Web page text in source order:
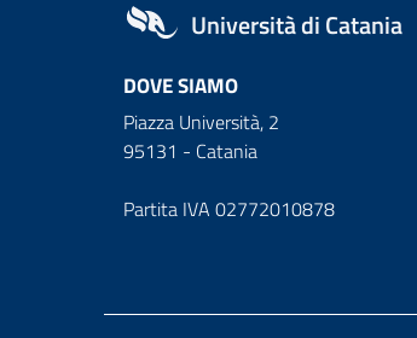
Università di Catania
DOVE SIAMO
Piazza Università, 2
95131 - Catania
Partita IVA 02772010878